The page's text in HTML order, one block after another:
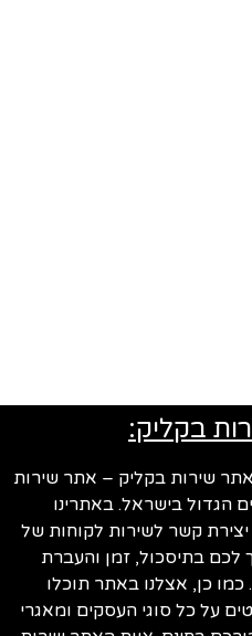
בקליק:
שירות בקליק – אתר שירות
הגדול בישראל. באתרינו
יצירת קשר לשירות לקוחות של
לכם בתיסכול, זמן והעברת
כן, אצלנו באתר תוכלו
על כל סוגי העסקים ומאגרי